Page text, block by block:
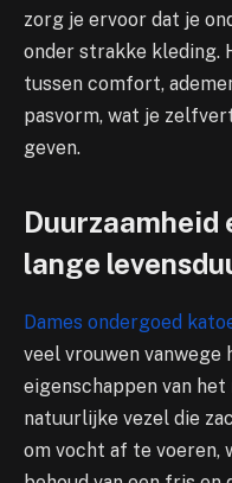
zorg je ervoor dat je
onder strakke kleding.
tussen comfort,
pasvorm, wat je
geven.
Duurzaamheid
lange
Dames ondergoed
veel vrouwen vanwege
eigenschappen van
natuurlijke vezel die
om vocht af te voeren,